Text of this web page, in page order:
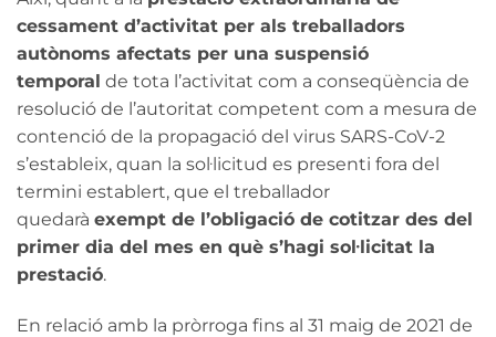
cessament d’activitat per als treballadors
autònoms afectats per una suspensió
temporal de tota l’activitat com a conseqüència de
resolució de l’autoritat competent com a mesura de
contenció de la propagació del virus SARS-CoV-2
s’estableix, quan la sol·licitud es presenti fora del
termini establert, que el treballador
quedarà exempt de l’obligació de cotitzar des del
primer dia del mes en què s’hagi sol·licitat la
prestació.
En relació amb la pròrroga fins al 31 maig de 2021 de